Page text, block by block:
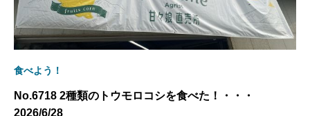
食べよう！
No.6718 2種類のトウモロコシを食べた！・・・
2026/6/28